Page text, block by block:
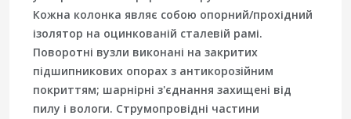
Кожна колонка являє собою опорний/прохідний
ізолятор на оцинкованій сталевій рамі.
Поворотні вузли виконані на закритих
підшипникових опорах з антикорозійним
покриттям; шарнірні з'єднання захищені від
пилу і вологи. Струмопровідні частини